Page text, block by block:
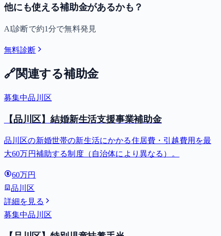
他にも使える補助金があるかも？
AI診断で約1分で無料発見
無料診断
🔗関連する補助金
募集中品川区
【品川区】結婚新生活支援事業補助金
品川区の新婚世帯の新生活にかかる住居費・引越費用を最
大60万円補助する制度（自治体により異なる）。
60万円
品川区
詳細を見る
募集中品川区